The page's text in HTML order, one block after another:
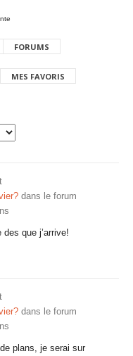
FORUMS
MES FAVORIS
dans le forum
que j’arrive!
dans le forum
plans, je serai sur